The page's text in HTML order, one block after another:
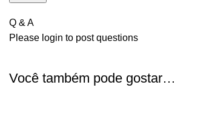
Q & A
Please login to post questions
Você também pode gostar…